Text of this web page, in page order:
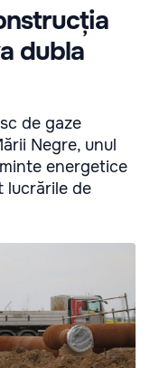
dubla
de gaze
Negre, unul
energetice
lucrările de